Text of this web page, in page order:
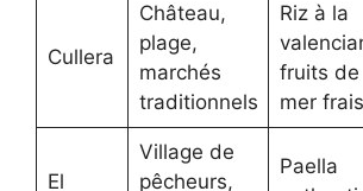
Cullera
Château,
plage,
marchés
traditionnels
Riz à la
fruits de
mer frais
El
Village de
pêcheurs,
Paella